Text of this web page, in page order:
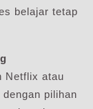
belajar tetap
Netflix atau
pilihan